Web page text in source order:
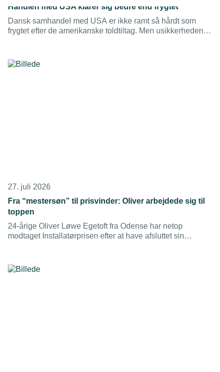
Handlen med USA klarer sig bedre end frygtet
Dansk samhandel med USA er ikke ramt så hårdt som
frygtet efter de amerikanske toldtiltag. Men usikkerheden
på nye handelsbarrierer.
27. juli 2026
Fra “mestersøn” til prisvinder: Oliver arbejdede sig til
toppen
24-årige Oliver Løwe Egetoft fra Odense har netop
modtaget Installatørprisen efter at have afsluttet sin